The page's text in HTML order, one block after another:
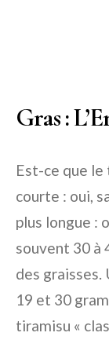
Gras :
Est-ce que le
courte : oui,
plus longue :
souvent 30 à
des
19 et 30
tiramisu «